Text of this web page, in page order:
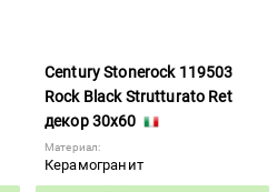
Century Stonerock 119503
Rock Black Strutturato Ret
декор 30x60
Материал:
Керамогранит